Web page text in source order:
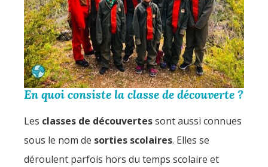
En quoi consiste la classe de découverte ?
Les classes de découvertessont aussi connues
sous le nom de sorties scolaires. Elles se
déroulent parfois hors du temps scolaire et